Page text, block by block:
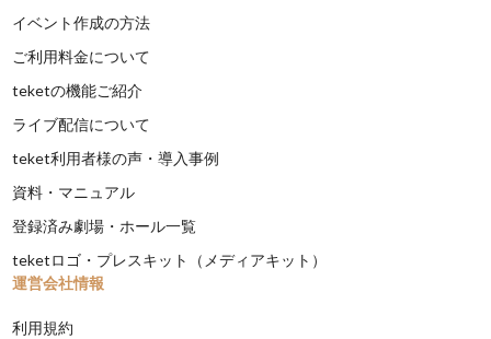
イベント作成の方法
ご利用料金について
teketの機能ご紹介
ライブ配信について
teket利用者様の声・導入事例
資料・マニュアル
登録済み劇場・ホール一覧
teketロゴ・プレスキット（メディアキット）
運営会社情報
利用規約